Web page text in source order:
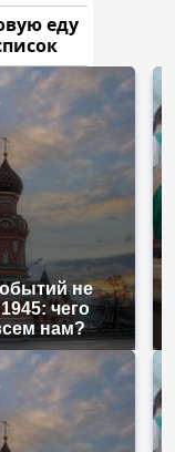
еду
не
чего
нам?